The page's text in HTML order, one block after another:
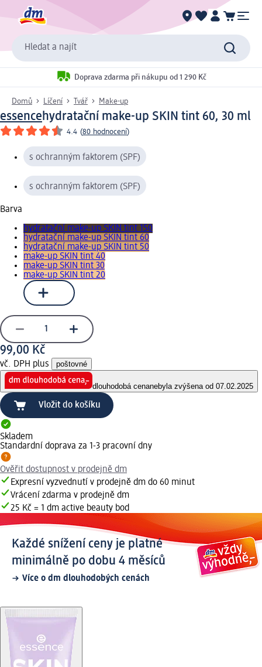
Hledat a najít
Doprava zdarma při nákupu od 1 290 Kč
Domů Líčení Tvář Make-up
essencehydratační make-up SKIN tint 60, 30 ml
4.4 (80 hodnocení)
s ochranným faktorem (SPF)
s ochranným faktorem (SPF)
Barva
hydratační make-up SKIN tint 150
hydratační make-up SKIN tint 60
hydratační make-up SKIN tint 50
make-up SKIN tint 40
make-up SKIN tint 30
make-up SKIN tint 20
99,00 Kč
vč. DPH plus poštovné
dlouhodobá cenanebyla zvýšena od 07.02.2025
Vložit do košíku
Skladem
Standardní doprava za 1-3 pracovní dny
Ověřit dostupnost v prodejně dm
Expresní vyzvednutí v prodejně dm do 60 minut
Vrácení zdarma v prodejně dm
25 Kč = 1 dm active beauty bod
Každé snížení ceny je platné
minimálně po dobu 4 měsíců
Více o dm dlouhodobých cenách